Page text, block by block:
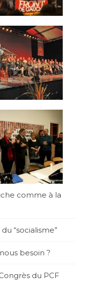
comme à la
“socialisme”
besoin ?
du PCF